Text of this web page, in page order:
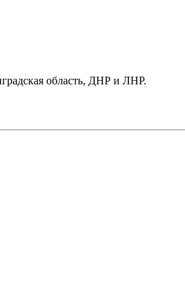
область, ДНР и ЛНР.